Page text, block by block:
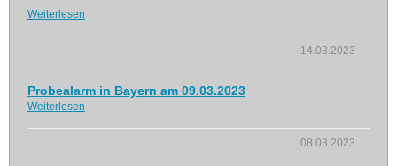
Weiterlesen
14.03.2023
Probealarm in Bayern am 09.03.2023
Weiterlesen
08.03.2023